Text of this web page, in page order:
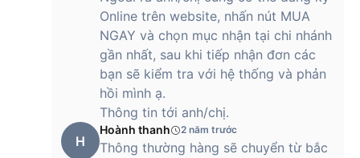
Online trên website, nhấn nút MUA
NGAY và chọn mục nhận tại chi nhánh
gần nhất, sau khi tiếp nhận đơn các
bạn sẽ kiểm tra với hệ thống và phản
hồi mình ạ.
Thông tin tới anh/chị.
H
Hoành thanh 2 năm trước
Thông thường hàng sẽ chuyển từ bắc